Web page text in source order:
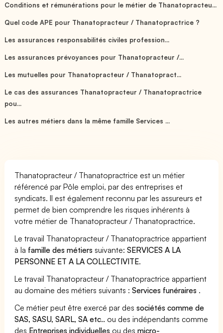
Conditions et rémunérations pour le métier de Thanatopracteu...
Quel code APE pour Thanatopracteur / Thanatopractrice ?
Les assurances responsabilités civiles profession...
Les assurances prévoyances pour Thanatopracteur /...
Les mutuelles pour Thanatopracteur / Thanatopract...
Le cas des assurances Thanatopracteur / Thanatopractrice
pou...
Les autres métiers dans la même famille Services ...
Thanatopracteur / Thanatopractrice est un métier
référencé par Pôle emploi, par des entreprises et
syndicats. Il est également reconnu par les assureurs et
permet de bien comprendre les risques inhérents à
votre métier de Thanatopracteur / Thanatopractrice.
Le travail Thanatopracteur / Thanatopractrice appartient
à la famille des métiers suivante:SERVICES A LA
PERSONNE ET A LA COLLECTIVITE.
Le travail Thanatopracteur / Thanatopractrice appartient
au domaine des métiers suivants :Services funéraires .
Ce métier peut être exercé par dessociétés comme de
SAS, SASU, SARL, SA etc.. ou des indépendants comme
des Entreprises individuelles ou desmicro-